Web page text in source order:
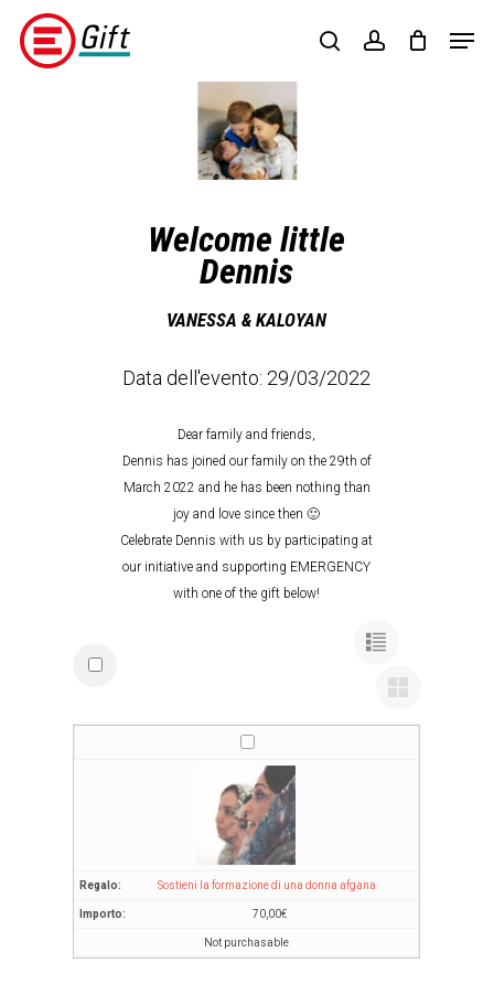
Skip
main
searchaccount
(opens
in
a
Welcome little
Dennis
VANESSA & KALOYAN
Data dell'evento: 29/03/2022
Dear family and friends,
Dennis has joined our family on the 29th of
March 2022 and he has been nothing than
joy and love since then 🙂
Celebrate Dennis with us by participating at
our initiative and supporting EMERGENCY
with one of the gift below!
Sostieni la formazione di una donna afgana
70,00€
Not purchasable